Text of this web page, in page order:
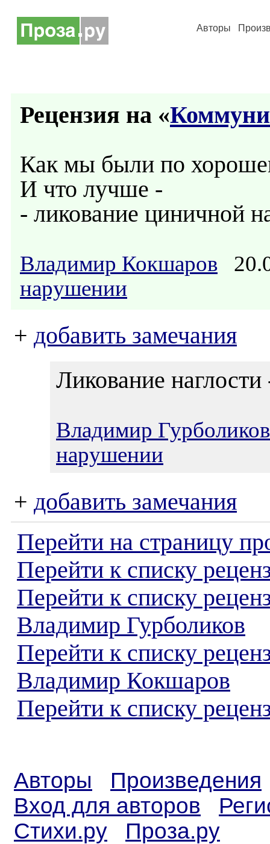
Авторы
Рецензия на «
Как мы были по
И что лучше -
- ликование циничной
Владимир Кокшаров
нарушении
+ добавить замечания
Ликование наглости
Владимир Гурболиков
нарушении
+ добавить замечания
Перейти на страницу
Перейти к списку
Перейти к списку
Владимир Гурболиков
Перейти к списку
Владимир Кокшаров
Перейти к списку
Авторы
Произведения
Вход для авторов
Стихи.ру
Проза.ру